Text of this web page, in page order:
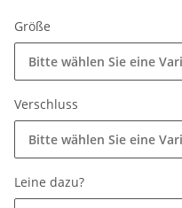
Größe
Bitte wählen Sie eine
Verschluss
Bitte wählen Sie eine
Leine dazu?